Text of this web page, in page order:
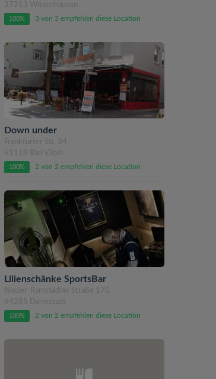
37213 Witzenhausen
100% 3 von 3 empfehlen diese Location
Down under
Frankfurter Str. 34
61118 Bad Vilbel
100% 2 von 2 empfehlen diese Location
Lilienschänke SportsBar
Nieder-Ramstädter Straße 170
64285 Darmstadt
100% 2 von 2 empfehlen diese Location